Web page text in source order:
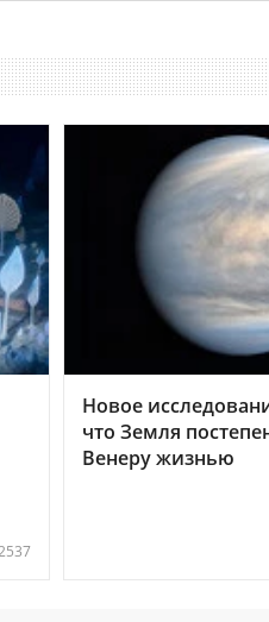
Новое
что Земля
Венеру жизнью